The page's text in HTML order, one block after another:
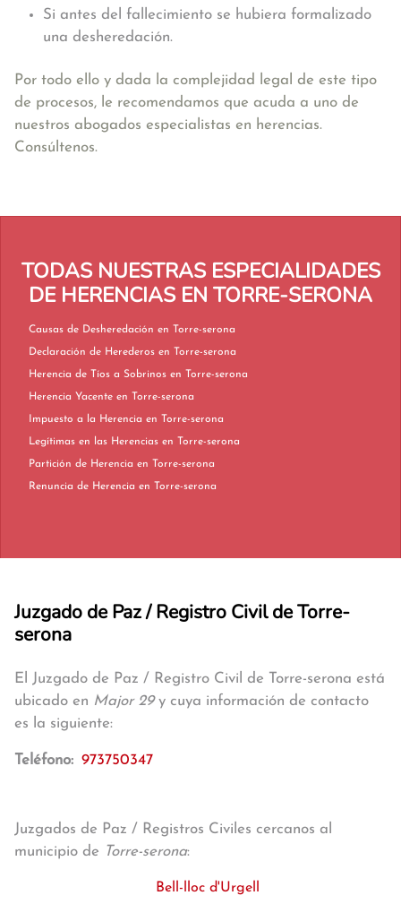
Si antes del fallecimiento se hubiera formalizado
una desheredación.
Por todo ello y dada la complejidad legal de este tipo
de procesos, le recomendamos que acuda a uno de
nuestros abogados especialistas en herencias.
Consúltenos.
TODAS NUESTRAS ESPECIALIDADES
DE HERENCIAS EN TORRE-SERONA
Causas de Desheredación en Torre-serona
Declaración de Herederos en Torre-serona
Herencia de Tíos a Sobrinos en Torre-serona
Herencia Yacente en Torre-serona
Impuesto a la Herencia en Torre-serona
Legítimas en las Herencias en Torre-serona
Partición de Herencia en Torre-serona
Renuncia de Herencia en Torre-serona
Juzgado de Paz / Registro Civil de Torre-
serona
El Juzgado de Paz / Registro Civil de Torre-serona está
ubicado en Major 29y cuya información de contacto
es la siguiente:
Teléfono: 973750347
Juzgados de Paz / Registros Civiles cercanos al
municipio de Torre-serona:
Bell-lloc d'Urgell